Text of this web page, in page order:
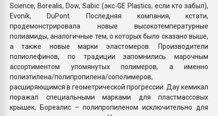
Science, Borealis, Dow, Sabic (экс-GE Plastics, если кто забыл),
Evonik, DuPont. Последняя компания, кстати,
продемонстрировала новые высокотемпературные
полиамиды, аналогичные тем, о которых было сказано выше,
а также новые марки эластомеров. Производители
полиолефинов, по традиции запомнились марочным
ассортиментом упомянутых полимеров, а именно
полиэтилена/полипропилена/сополимеров,
расширяющимся в геометрической прогрессии. Дау кемикал
поражал специальными марками для пластмассовых
крышек, Бореалис – полипропиленом исключительно для